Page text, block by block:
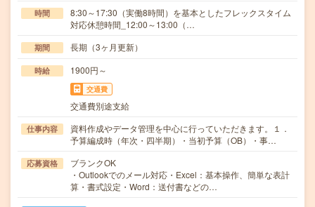
時間
8:30～17:30（実働8時間）を基本としたフレックスタイム
対応休憩時間_12:00～13:00（…
期間 長期（3ヶ月更新）
時給 1900円～
交通費
交通費別途支給
仕事内容
資料作成やデータ管理を中心に行っていただきます。１．
予算編成時（年次・四半期）・当初予算（OB）・事…
応募資格
ブランクOK
・Outlookでのメール対応・Excel：基本操作、簡単な表計
算・書式設定・Word：送付書などの…